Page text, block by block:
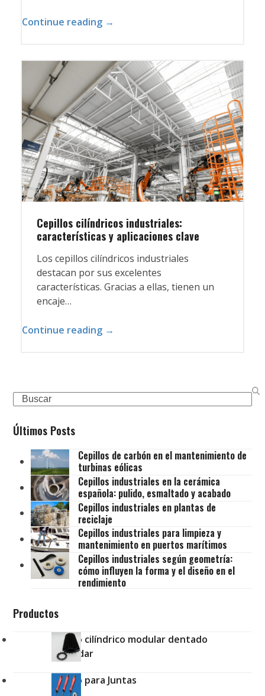
Continue reading →
Cepillos cilíndricos industriales:
características y aplicaciones clave
Los cepillos cilíndricos industriales
destacan por sus excelentes
características. Gracias a ellas, tienen un
encaje…
Continue reading →
Search
Últimos Posts
Cepillos de carbón en el mantenimiento de
turbinas eólicas
Cepillos industriales en la cerámica
española: pulido, esmaltado y acabado
Cepillos industriales en plantas de
reciclaje
Cepillos industriales para limpieza y
mantenimiento en puertos marítimos
Cepillos industriales según geometría:
cómo influyen la forma y el diseño en el
rendimiento
Productos
Cepillo cilíndrico modular dentado
estándar
Cepillo para Juntas